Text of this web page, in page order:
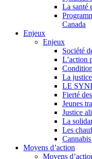
La santé
Canada
Enjeux
Enjeux
Société
L’action
La
LE
Fierté
Jeunes
Justice
La
Les
Moyens d’action
Moyens